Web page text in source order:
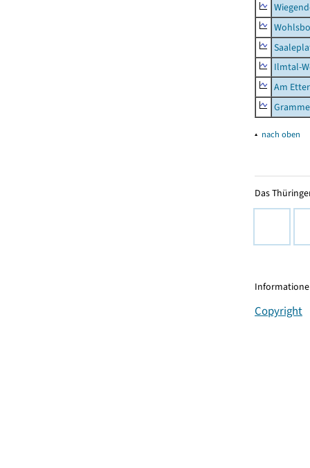
Ilmtal-
Am
▴ nach oben
Das
Copyright